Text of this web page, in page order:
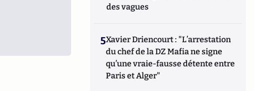
des vagues
5Xavier Driencourt : "L’arrestation
du chef de la DZ Mafia ne signe
qu’une vraie-fausse détente entre
Paris et Alger"